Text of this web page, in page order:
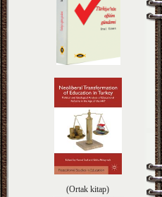
(Ortak kitap)